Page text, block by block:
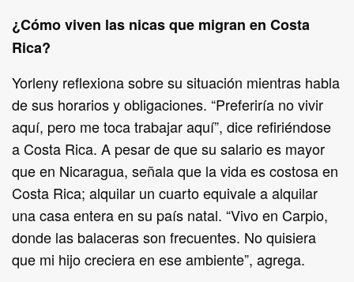
¿Cómo viven las nicas que migran en Costa
Rica?
Yorleny reflexiona sobre su situación mientras habla
de sus horarios y obligaciones. “Preferiría no vivir
aquí, pero me toca trabajar aquí”, dice refiriéndose
a Costa Rica. A pesar de que su salario es mayor
que en Nicaragua, señala que la vida es costosa en
Costa Rica; alquilar un cuarto equivale a alquilar
una casa entera en su país natal. “Vivo en Carpio,
donde las balaceras son frecuentes. No quisiera
que mi hijo creciera en ese ambiente”, agrega.